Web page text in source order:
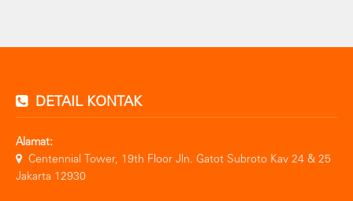
DETAIL KONTAK
Alamat:
Centennial Tower, 19th Floor Jln. Gatot Subroto Kav 24 & 25
Jakarta 12930